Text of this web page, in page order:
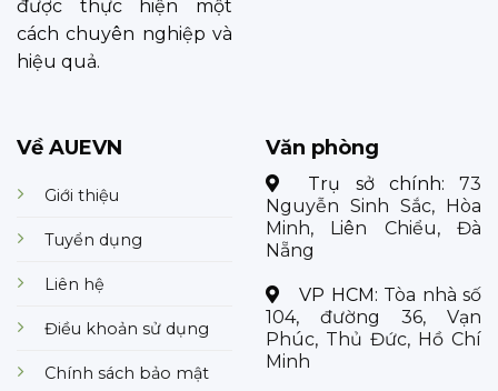
được thực hiện một
cách chuyên nghiệp và
hiệu quả.
Về AUEVN
Giới thiệu
Tuyển dụng
Liên hệ
Điều khoản sử dụng
Chính sách bảo mật
Văn phòng
Trụ sở chính: 73
Nguyễn Sinh Sắc, Hòa
Minh, Liên Chiểu, Đà
Nẵng
VP HCM: Tòa nhà số
104, đường 36, Vạn
Phúc, Thủ Đức, Hồ Chí
Minh